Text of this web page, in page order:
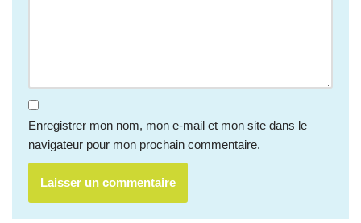
Enregistrer mon nom, mon e-mail et mon site dans le
navigateur pour mon prochain commentaire.